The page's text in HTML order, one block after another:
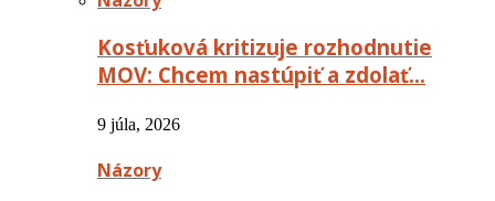
Kosťuková kritizuje rozhodnutie
MOV: Chcem nastúpiť a zdolať…
9 júla, 2026
Názory